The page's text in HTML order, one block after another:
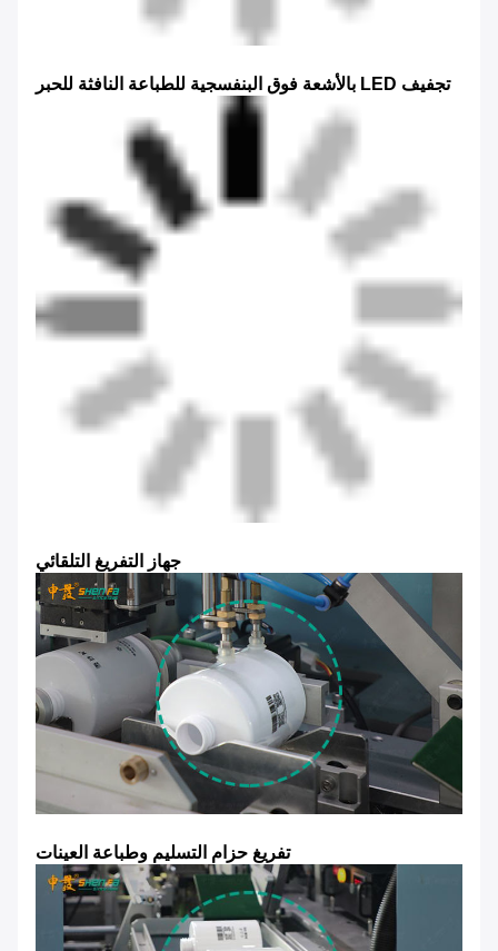
تجفيف LED بالأشعة فوق البنفسجية للطباعة النافثة للحبر
جهاز التفريغ التلقائي
تفريغ حزام التسليم وطباعة العينات